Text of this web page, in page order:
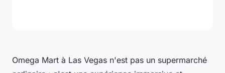
Omega Mart à Las Vegas n'est pas un supermarché